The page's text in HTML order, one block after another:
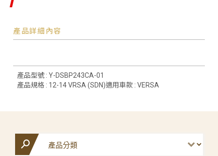
產品詳細內容
產品型號 : Y-DSBP243CA-01
產品規格 : 12-14 VRSA (SDN)適用車款 : VERSA